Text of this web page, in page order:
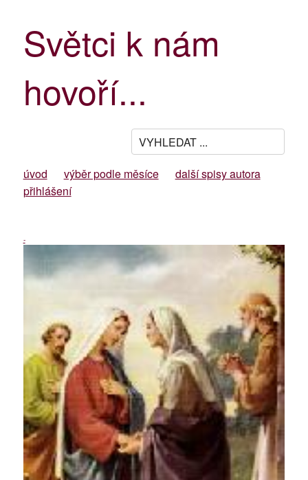
Světci k nám
hovoří...
úvod výběr podle měsíce
další spisy autora
přihlášení
-